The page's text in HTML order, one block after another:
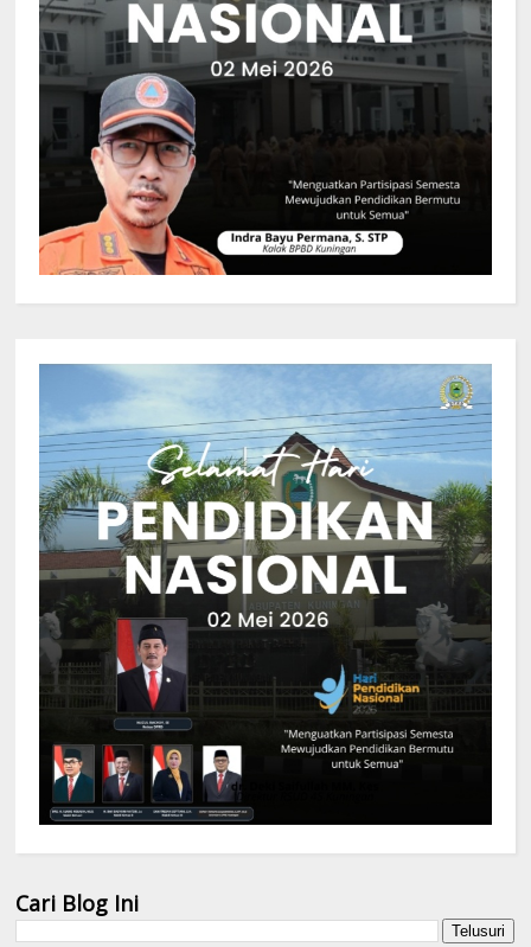
Cari Blog Ini